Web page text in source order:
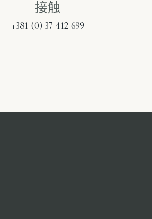
接触
+381 (0) 37 412 699